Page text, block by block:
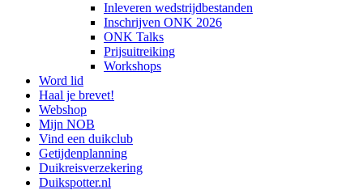
Inleveren wedstrijdbestanden
Inschrijven ONK 2026
ONK Talks
Prijsuitreiking
Workshops
Word lid
Haal je brevet!
Webshop
Mijn NOB
Vind een duikclub
Getijdenplanning
Duikreisverzekering
Duikspotter.nl